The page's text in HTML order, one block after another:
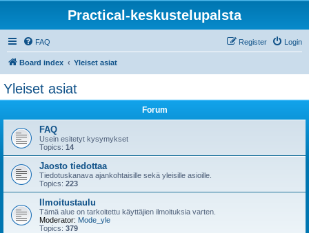
Practical-keskustelupalsta
FAQ Login
Register
Board index Yleiset asiat
Yleiset asiat
Forum
FAQ
Usein esitetyt kysymykset
Topics: 14
Jaosto tiedottaa
Tiedotuskanava ajankohtaisille sekä yleisille asioille.
Topics: 223
Ilmoitustaulu
Tämä alue on tarkoitettu käyttäjien ilmoituksia varten.
Moderator: Mode_yle
Topics: 379